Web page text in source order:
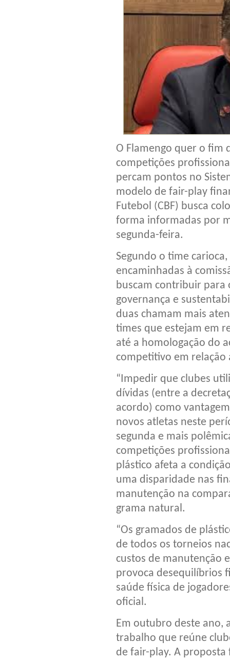
O Flamengo quer o fim
competições
percam pontos no
modelo de fair-play
Futebol (CBF) busca
forma informadas por
segunda-feira.
Segundo o time
encaminhadas à
buscam contribuir
governança e
duas chamam mais
times que estejam em
até a homologação do
competitivo em relação
“Impedir que clubes
dívidas (entre a
acordo) como
novos atletas neste
segunda e mais
competições
plástico afeta a
uma disparidade nas
manutenção na
grama natural.
“Os gramados de
de todos os torneios
custos de manutenção
provoca desequilíbrios
saúde física de
oficial.
Em outubro deste ano,
trabalho que reúne
de fair-play. A